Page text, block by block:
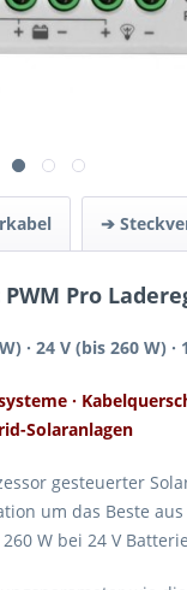
➔
Pro
24 V (bis 260 W) ·
·
Solaranlagen
gesteuerter
um das Beste
W bei 24 V